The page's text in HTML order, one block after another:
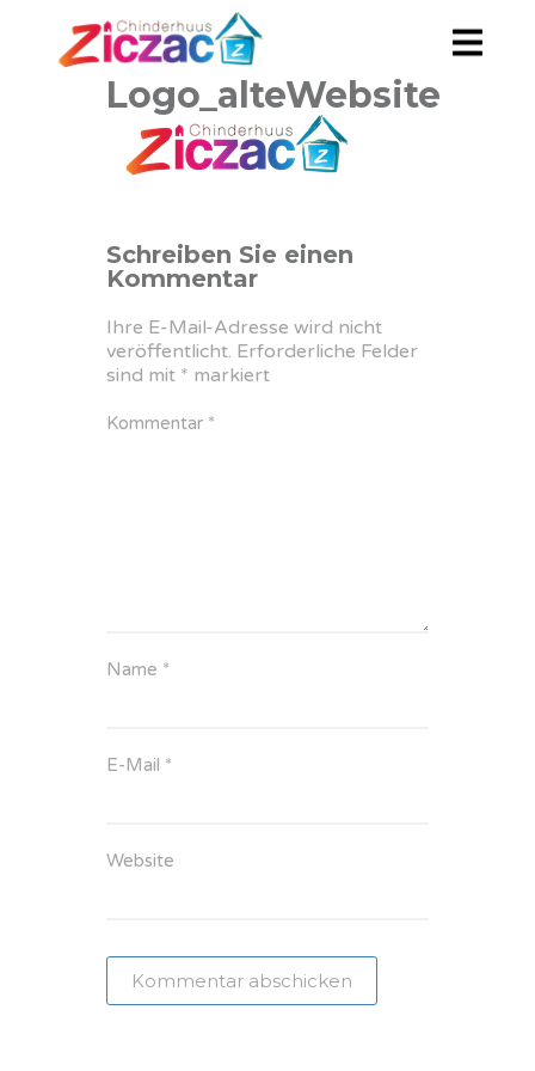
Logo_alteWebsite
Schreiben Sie einen
Kommentar
Ihre E-Mail-Adresse wird nicht
veröffentlicht. Erforderliche Felder
sind mit * markiert
Kommentar *
Name *
E-Mail *
Website